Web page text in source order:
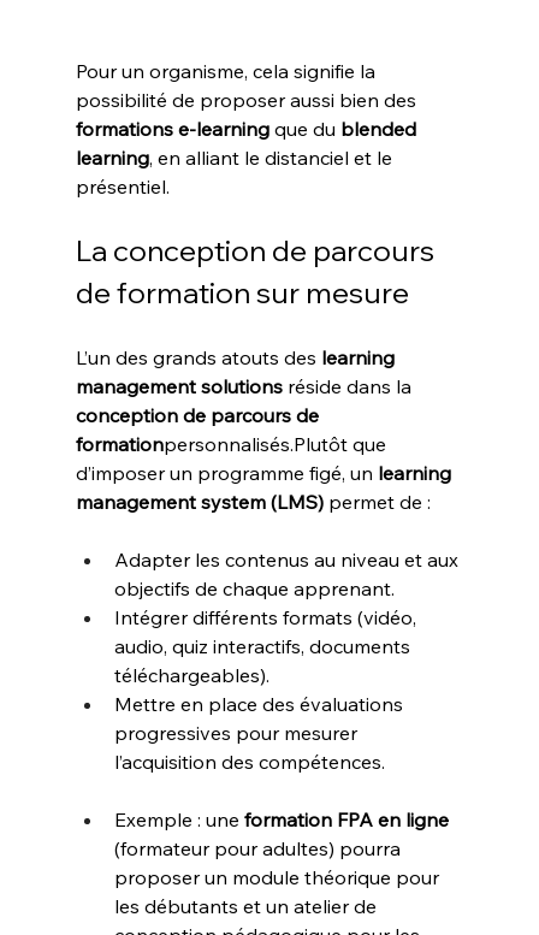
Pour un organisme, cela signifie la
possibilité de proposer aussi bien des
formations e-learning que du blended
learning, en alliant le distanciel et le
présentiel.
La conception de parcours
de formation sur mesure
L’un des grands atouts des learning
management solutions réside dans la
conception de parcours de
formationpersonnalisés.Plutôt que
d’imposer un programme figé, un learning
management system (LMS) permet de :
Adapter les contenus au niveau et aux
objectifs de chaque apprenant.
Intégrer différents formats (vidéo,
audio, quiz interactifs, documents
téléchargeables).
Mettre en place des évaluations
progressives pour mesurer
l’acquisition des compétences.
Exemple : une formation FPA en ligne
(formateur pour adultes) pourra
proposer un module théorique pour
les débutants et un atelier de